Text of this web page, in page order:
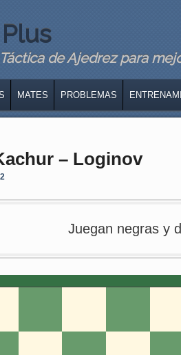
de Ajedrez para
CONTENT
MATES PROBLEMAS
– Loginov
Juegan negras y